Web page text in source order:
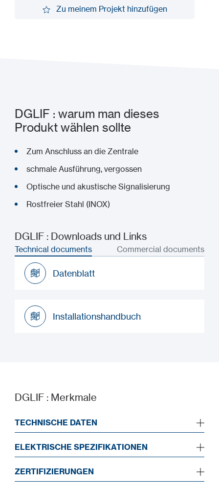
Zu meinem Projekt hinzufügen
DGLIF : warum man dieses
Produkt wählen sollte
Zum Anschluss an die Zentrale
schmale Ausführung, vergossen
Optische und akustische Signalisierung
Rostfreier Stahl (INOX)
DGLIF : Downloads und Links
Technical documents Commercial documents
Datenblatt
Installationshandbuch
DGLIF : Merkmale
TECHNISCHE DATEN
ELEKTRISCHE SPEZIFIKATIONEN
ZERTIFIZIERUNGEN